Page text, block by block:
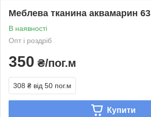
Меблева тканина аквамарин 63
В наявності
Опт і роздріб
350 ₴/пог.м
308 ₴ від 50 пог.м
Купити